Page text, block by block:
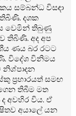
සම්බන්ධ විසඳා
දශක
වෙමින් තිබුණු
තිබිණි. අද අප
ණය බර රටට
විදේශ විනිමය
ප්‍රහාරයත් සමඟ
ගෙන තිබීම මත
අවහිර විය. ඒ
අයාලේ යන